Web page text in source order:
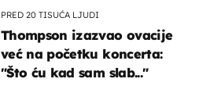
PRED 20 TISUĆA LJUDI
Thompson izazvao ovacije
već na početku koncerta:
"Što ću kad sam slab..."